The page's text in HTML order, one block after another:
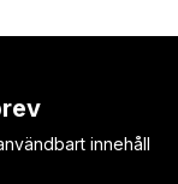
innehåll